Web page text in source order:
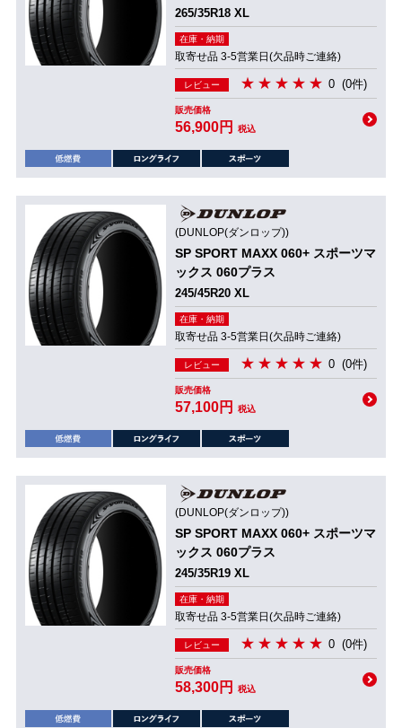
265/35R18 XL
在庫・納期
取寄せ品 3-5営業日(欠品時ご連絡)
レビュー 0 (0件)
販売価格
56,900円 税込
(DUNLOP(ダンロップ))
SP SPORT MAXX 060+ スポーツマ
ックス 060プラス
245/45R20 XL
在庫・納期
取寄せ品 3-5営業日(欠品時ご連絡)
レビュー 0 (0件)
販売価格
57,100円 税込
(DUNLOP(ダンロップ))
SP SPORT MAXX 060+ スポーツマ
ックス 060プラス
245/35R19 XL
在庫・納期
取寄せ品 3-5営業日(欠品時ご連絡)
レビュー 0 (0件)
販売価格
58,300円 税込